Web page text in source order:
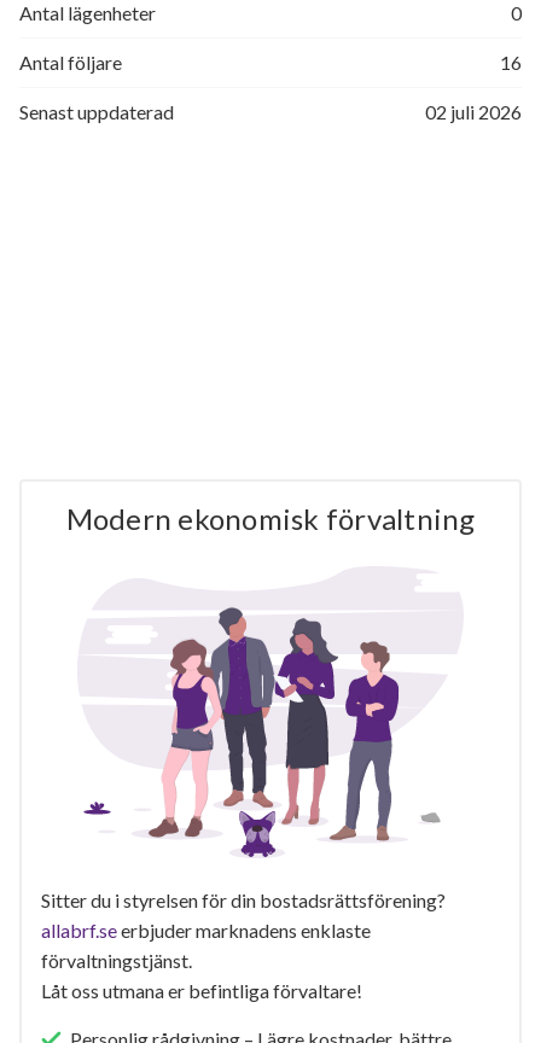
Antal lägenheter 0
Antal följare 16
Senast uppdaterad 02 juli 2026
Modern ekonomisk förvaltning
Sitter du i styrelsen för din bostadsrättsförening?
allabrf.seerbjuder marknadens enklaste
förvaltningstjänst.
Låt oss utmana er befintliga förvaltare!